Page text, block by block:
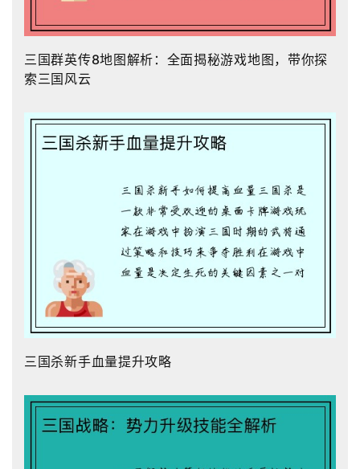
三国群英传8地图解析：全面揭秘游戏地图，带你探
索三国风云
三国杀新手血量提升攻略